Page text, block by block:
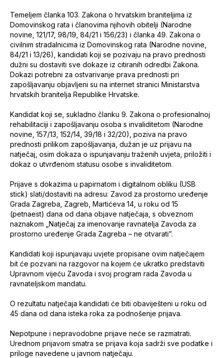
Temeljem članka 103. Zakona o hrvatskim braniteljima iz
Domovinskog rata i članovima njihovih obitelji (Narodne
novine, 121/17, 98/19, 84/21 i 156/23) i članka 49. Zakona o
civilnim stradalnicima iz Domovinskog rata (Narodne novine,
84/21 i 13/26), kandidati koji se pozivaju na pravo prednosti
dužni su dostaviti sve dokaze iz citiranih odredbi Zakona.
Dokazi potrebni za ostvarivanje prava prednosti pri
zapošljavanju objavljeni su na internet stranici Ministarstva
hrvatskih branitelja Republike Hrvatske.
Kandidat koji se, sukladno članku 9. Zakona o profesionalnoj
rehabilitaciji i zapošljavanju osoba s invaliditetom (Narodne
novine, 157/13, 152/14, 39/18 i 32/20), poziva na pravo
prednosti prilikom zapošljavanja, dužan je uz prijavu na
natječaj, osim dokaza o ispunjavanju traženih uvjeta, priložiti i
dokaz o utvrđenom statusu osobe s invaliditetom.
Prijave s dokazima u papirnatom i digitalnom obliku (USB
stick) slati/dostaviti na adresu: Zavod za prostorno uređenje
Grada Zagreba, Zagreb, Martićeva 14, u roku od 15
(petnaest) dana od dana objave natječaja, s obveznom
naznakom „Natječaj za imenovanje ravnatelja Zavoda za
prostorno uređenje Grada Zagreba – ne otvarati”.
Kandidati koji ispunjavaju uvjete propisane ovim natječajem
bit će pozvani na razgovor na kojem će ukratko predstaviti
Upravnom vijeću Zavoda i svoj program rada Zavoda u
ravnateljskom mandatu.
O rezultatu natječaja kandidati će biti obaviješteni u roku od
45 dana od dana isteka roka za podnošenje prijava.
Nepotpune i nepravodobne prijave neće se razmatrati.
Urednom prijavom smatra se prijava koja sadrži sve podatke i
priloge navedene u javnom natječaju.